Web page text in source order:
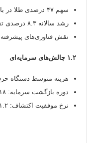
سهم ۴۷ درصدی طلا در بازار فلزات گرانبها
رشد سالانه ۸.۳ درصدی تقاضای جهانی
نقش فناوری‌های
۱.۲ چالش‌های سرمایه‌ای
هزینه متوسط دستگاه حرفه‌ای:
دوره بازگشت سرمایه: ۱۸ تا ۳۶ ماه
نرخ موفقیت اکتشاف: ۱.۲ درصد